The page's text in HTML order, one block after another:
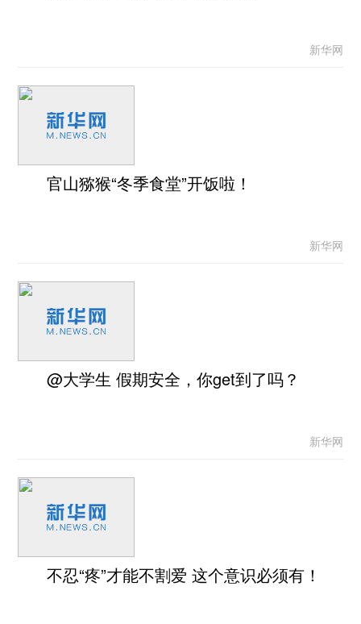
新华网
官山猕猴“冬季食堂”开饭啦！
新华网
@大学生 假期安全，你get到了吗？
新华网
不忍“疼”才能不割爱 这个意识必须有！